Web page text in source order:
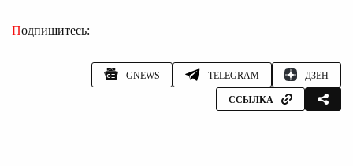
Подпишитесь:
GNEWS TELEGRAM ДЗЕН
ССЫЛКА